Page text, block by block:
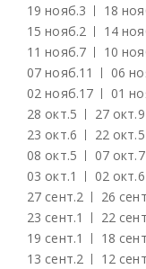
19 нояб.3 18
15 нояб.2 14
11 нояб.7 10
07 нояб.11 06
02 нояб.17 01
28 окт.5 27 окт.9
23 окт.6 22 окт.5
08 окт.5 07 окт.7
03 окт.1 02 окт.6
27 сент.2 26
23 сент.1 22
19 сент.1 18
13 сент.2 12